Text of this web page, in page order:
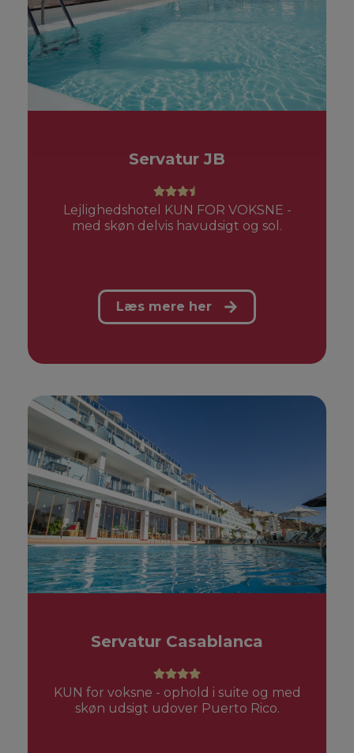
Servatur JB
Lejlighedshotel KUN FOR VOKSNE -
med skøn delvis havudsigt og sol.
Læs mere her
Servatur Casablanca
KUN for voksne - ophold i suite og med
skøn udsigt udover Puerto Rico.